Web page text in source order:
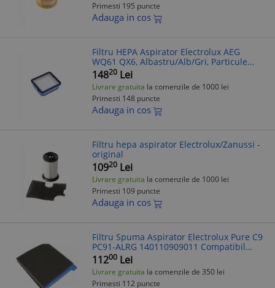
Primesti 195 puncte
Adauga in cos
Filtru HEPA Aspirator Electrolux AEG
WQ61 QX6, Albastru/Alb/Gri, Particule
Fine, Alergii, Compatibil ES31, AS31,
Plastic
14820 Lei
Livrare gratuita la comenzile de 1000 lei
Primesti 148 puncte
Adauga in cos
Filtru hepa aspirator Electrolux/Zanussi -
original
10920 Lei
Livrare gratuita la comenzile de 1000 lei
Primesti 109 puncte
Adauga in cos
Filtru Spuma Aspirator Electrolux Pure C9
PC91-ALRG 140110909011 Compatibil
Diverse Modele
11200 Lei
Livrare gratuita la comenzile de 350 lei
Primesti 112 puncte